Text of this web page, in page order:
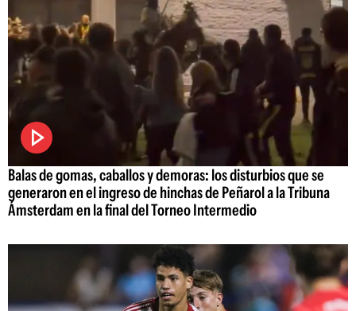
Balas de gomas, caballos y demoras: los disturbios que se
generaron en el ingreso de hinchas de Peñarol a la Tribuna
Ámsterdam en la final del Torneo Intermedio